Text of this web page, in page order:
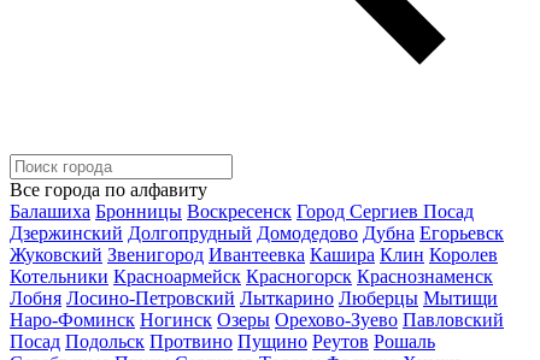
Все города по алфавиту
Балашиха Бронницы Воскресенск Город Сергиев Посад
Дзержинский Долгопрудный Домодедово Дубна Егорьевск
Жуковский Звенигород Ивантеевка Кашира Клин Королев
Котельники Красноармейск Красногорск Краснознаменск
Лобня Лосино-Петровский Лыткарино Люберцы Мытищи
Наро-Фоминск Ногинск Озеры Орехово-Зуево Павловский
Посад Подольск Протвино Пущино Реутов Рошаль